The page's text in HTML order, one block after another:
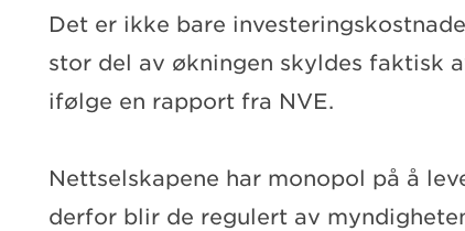
Det er ikke bare
stor del av økningen skyldes faktisk
ifølge en rapport fra NVE.
Nettselskapene har monopol på å
derfor blir de regulert av